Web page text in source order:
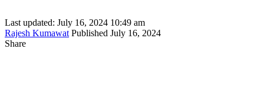
Last updated: July 16, 2024 10:49 am
Rajesh Kumawat Published July 16, 2024
Share